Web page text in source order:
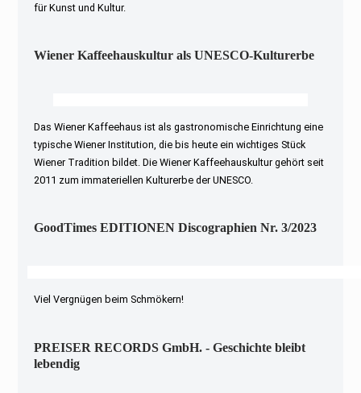
für Kunst und Kultur.
Wiener Kaffeehauskultur als UNESCO-Kulturerbe
Das Wiener Kaffeehaus ist als gastronomische Einrichtung eine
typische Wiener Institution, die bis heute ein wichtiges Stück
Wiener Tradition bildet. Die Wiener Kaffeehauskultur gehört seit
2011 zum immateriellen Kulturerbe der UNESCO.
GoodTimes EDITIONEN Discographien Nr. 3/2023
Viel Vergnügen beim Schmökern!
PREISER RECORDS GmbH. - Geschichte bleibt
lebendig